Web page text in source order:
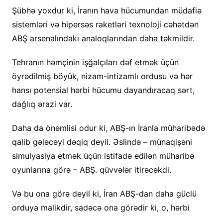
Şübhə yoxdur ki, İranın hava hücumundan müdafiə
sistemləri və hipersəs raketləri texnoloji cəhətdən
ABŞ arsenalındakı analoqlarından daha təkmildir.
Tehranın həmçinin işğalçıları dəf etmək üçün
öyrədilmiş böyük, nizam-intizamlı ordusu və hər
hansı potensial hərbi hücumu dayandıracaq sərt,
dağlıq ərazi var.
Daha da önəmlisi odur ki, ABŞ-ın İranla müharibədə
qalib gələcəyi dəqiq deyil. Əslində – münaqişəni
simulyasiya etmək üçün istifadə edilən müharibə
oyunlarına görə – ABŞ. qüvvələr itirəcəkdi.
Və bu ona görə deyil ki, İran ABŞ-dan daha güclü
orduya malikdir, sadəcə ona görədir ki, o, hərbi